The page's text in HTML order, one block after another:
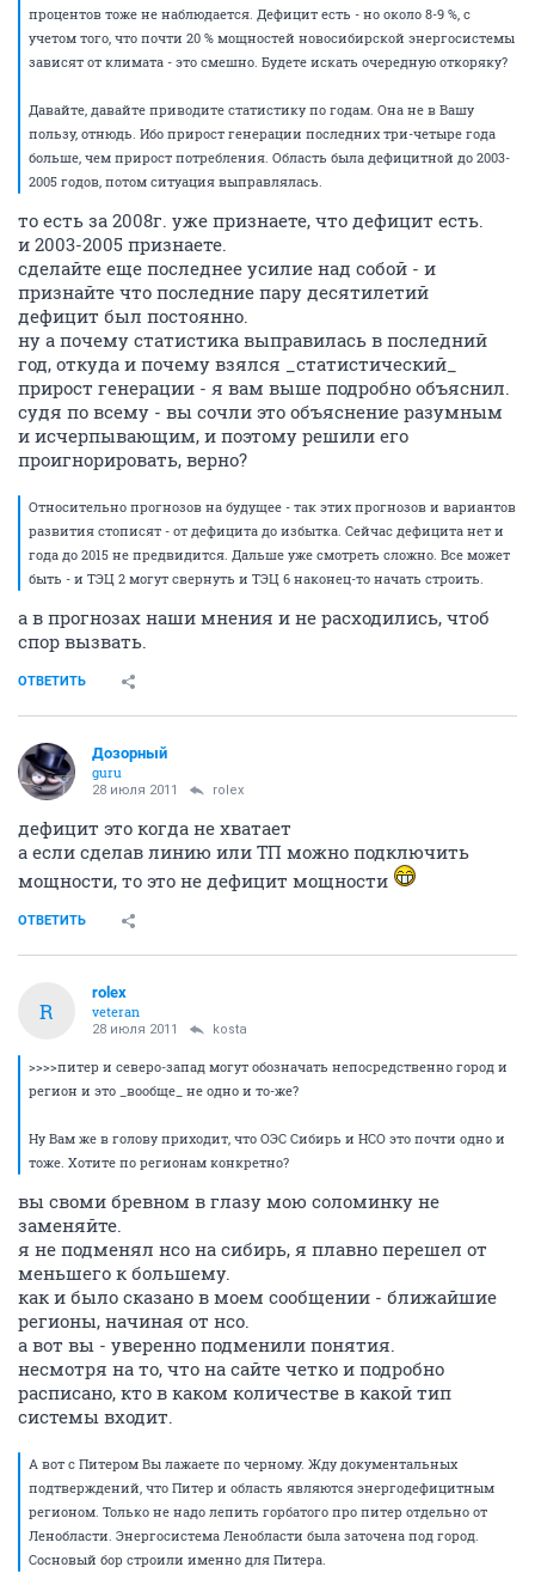
процентов тоже не наблюдается. Дефицит есть - но около 8-9 %, с
учетом того, что почти 20 % мощностей новосибирской энергосистемы
зависят от климата - это смешно. Будете искать очередную откоряку?
Давайте, давайте приводите статистику по годам. Она не в Вашу
пользу, отнюдь. Ибо прирост генерации последних три-четыре года
больше, чем прирост потребления. Область была дефицитной до 2003-
2005 годов, потом ситуация выправлялась.
то есть за 2008г. уже признаете, что дефицит есть.
и 2003-2005 признаете.
сделайте еще последнее усилие над собой - и
признайте что последние пару десятилетий
дефицит был постоянно.
ну а почему статистика выправилась в последний
год, откуда и почему взялся _статистический_
прирост генерации - я вам выше подробно объяснил.
судя по всему - вы сочли это объяснение разумным
и исчерпывающим, и поэтому решили его
проигнорировать, верно?
Относительно прогнозов на будущее - так этих прогнозов и вариантов
развития стописят - от дефицита до избытка. Сейчас дефицита нет и
года до 2015 не предвидится. Дальше уже смотреть сложно. Все может
быть - и ТЭЦ 2 могут свернуть и ТЭЦ 6 наконец-то начать строить.
а в прогнозах наши мнения и не расходились, чтоб
спор вызвать.
ОТВЕТИТЬ
Дозорный
guru
28 июля 2011 rolex
дефицит это когда не хватает
а если сделав линию или ТП можно подключить
мощности, то это не дефицит мощности
ОТВЕТИТЬ
R
rolex
veteran
28 июля 2011 kosta
>>>>питер и северо-запад могут обозначать непосредственно город и
регион и это _вообще_ не одно и то-же?
Ну Вам же в голову приходит, что ОЭС Сибирь и НСО это почти одно и
тоже. Хотите по регионам конкретно?
вы своми бревном в глазу мою соломинку не
заменяйте.
я не подменял нсо на сибирь, я плавно перешел от
меньшего к большему.
как и было сказано в моем сообщении - ближайшие
регионы, начиная от нсо.
а вот вы - уверенно подменили понятия.
несмотря на то, что на сайте четко и подробно
расписано, кто в каком количестве в какой тип
системы входит.
А вот с Питером Вы лажаете по черному. Жду документальных
подтверждений, что Питер и область являются энергодефицитным
регионом. Только не надо лепить горбатого про питер отдельно от
Ленобласти. Энергосистема Ленобласти была заточена под город.
Сосновый бор строили именно для Питера.